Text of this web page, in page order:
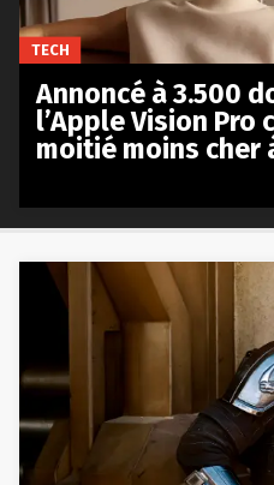
TECH
Annoncé à 3.500
l’Apple Vision Pro
moitié moins cher